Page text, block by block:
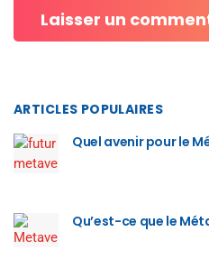
ARTICLES POPULAIRES
Quel avenir pour le
Qu’est-ce que le